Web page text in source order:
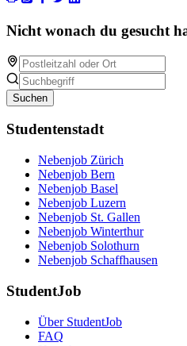
Nicht wonach du gesucht
Suchen
Studentenstadt
Nebenjob Zürich
Nebenjob Bern
Nebenjob Basel
Nebenjob Luzern
Nebenjob St. Gallen
Nebenjob Winterthur
Nebenjob Solothurn
Nebenjob Schaffhausen
StudentJob
Über StudentJob
FAQ